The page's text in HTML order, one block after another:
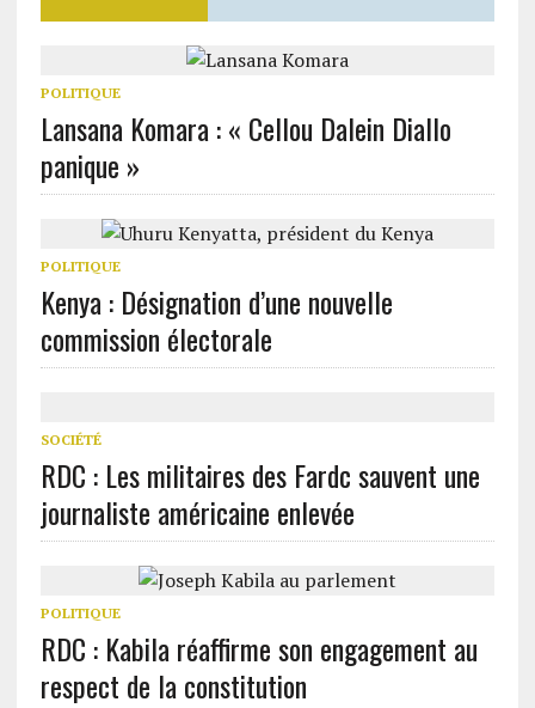
POLITIQUE
Lansana Komara : « Cellou Dalein Diallo
panique »
POLITIQUE
Kenya : Désignation d’une nouvelle
commission électorale
SOCIÉTÉ
RDC : Les militaires des Fardc sauvent une
journaliste américaine enlevée
POLITIQUE
RDC : Kabila réaffirme son engagement au
respect de la constitution